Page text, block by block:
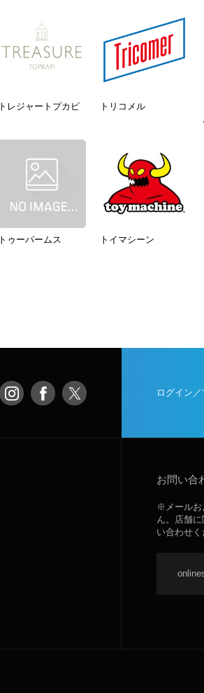
トレジャートプカピ トリコメル
トゥーパームス トイマシーン
ログイン
お問い合
※メールお
ん。店舗
い合わせく